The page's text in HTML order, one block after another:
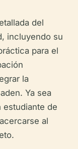
del
incluyendo su
para el
la
Ya sea
estudiante de
al